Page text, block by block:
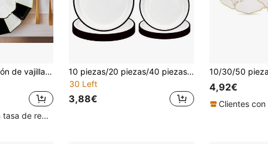
Juego de decoración de vajilla para el Día de San Valentín, platos de papel con corazones dorados, utensilios desechables para fiestas, adecuado para el Día de San Valentín, despedida de soltera, cumpleaños, boda, fiesta de aniversario, platos de postre de papel con forma de corazón de 7 pulgadas, platos de cena a cuadros negros de 10 pulgadas, decoración para fiesta de compromiso
Clientes con alta tasa de repetición
10 piezas/20 piezas/40 piezas Juego de vajilla con tema en blanco y negro - Incluye platos redondos de papel blanco con borde negro de 7 pulgadas y 9 pulgadas, platos de postre, vasos de papel y servilletas decorativas, ideal para fiestas de cumpleaños, bodas y celebraciones festivas.
30 Left
3,88€
4,92€